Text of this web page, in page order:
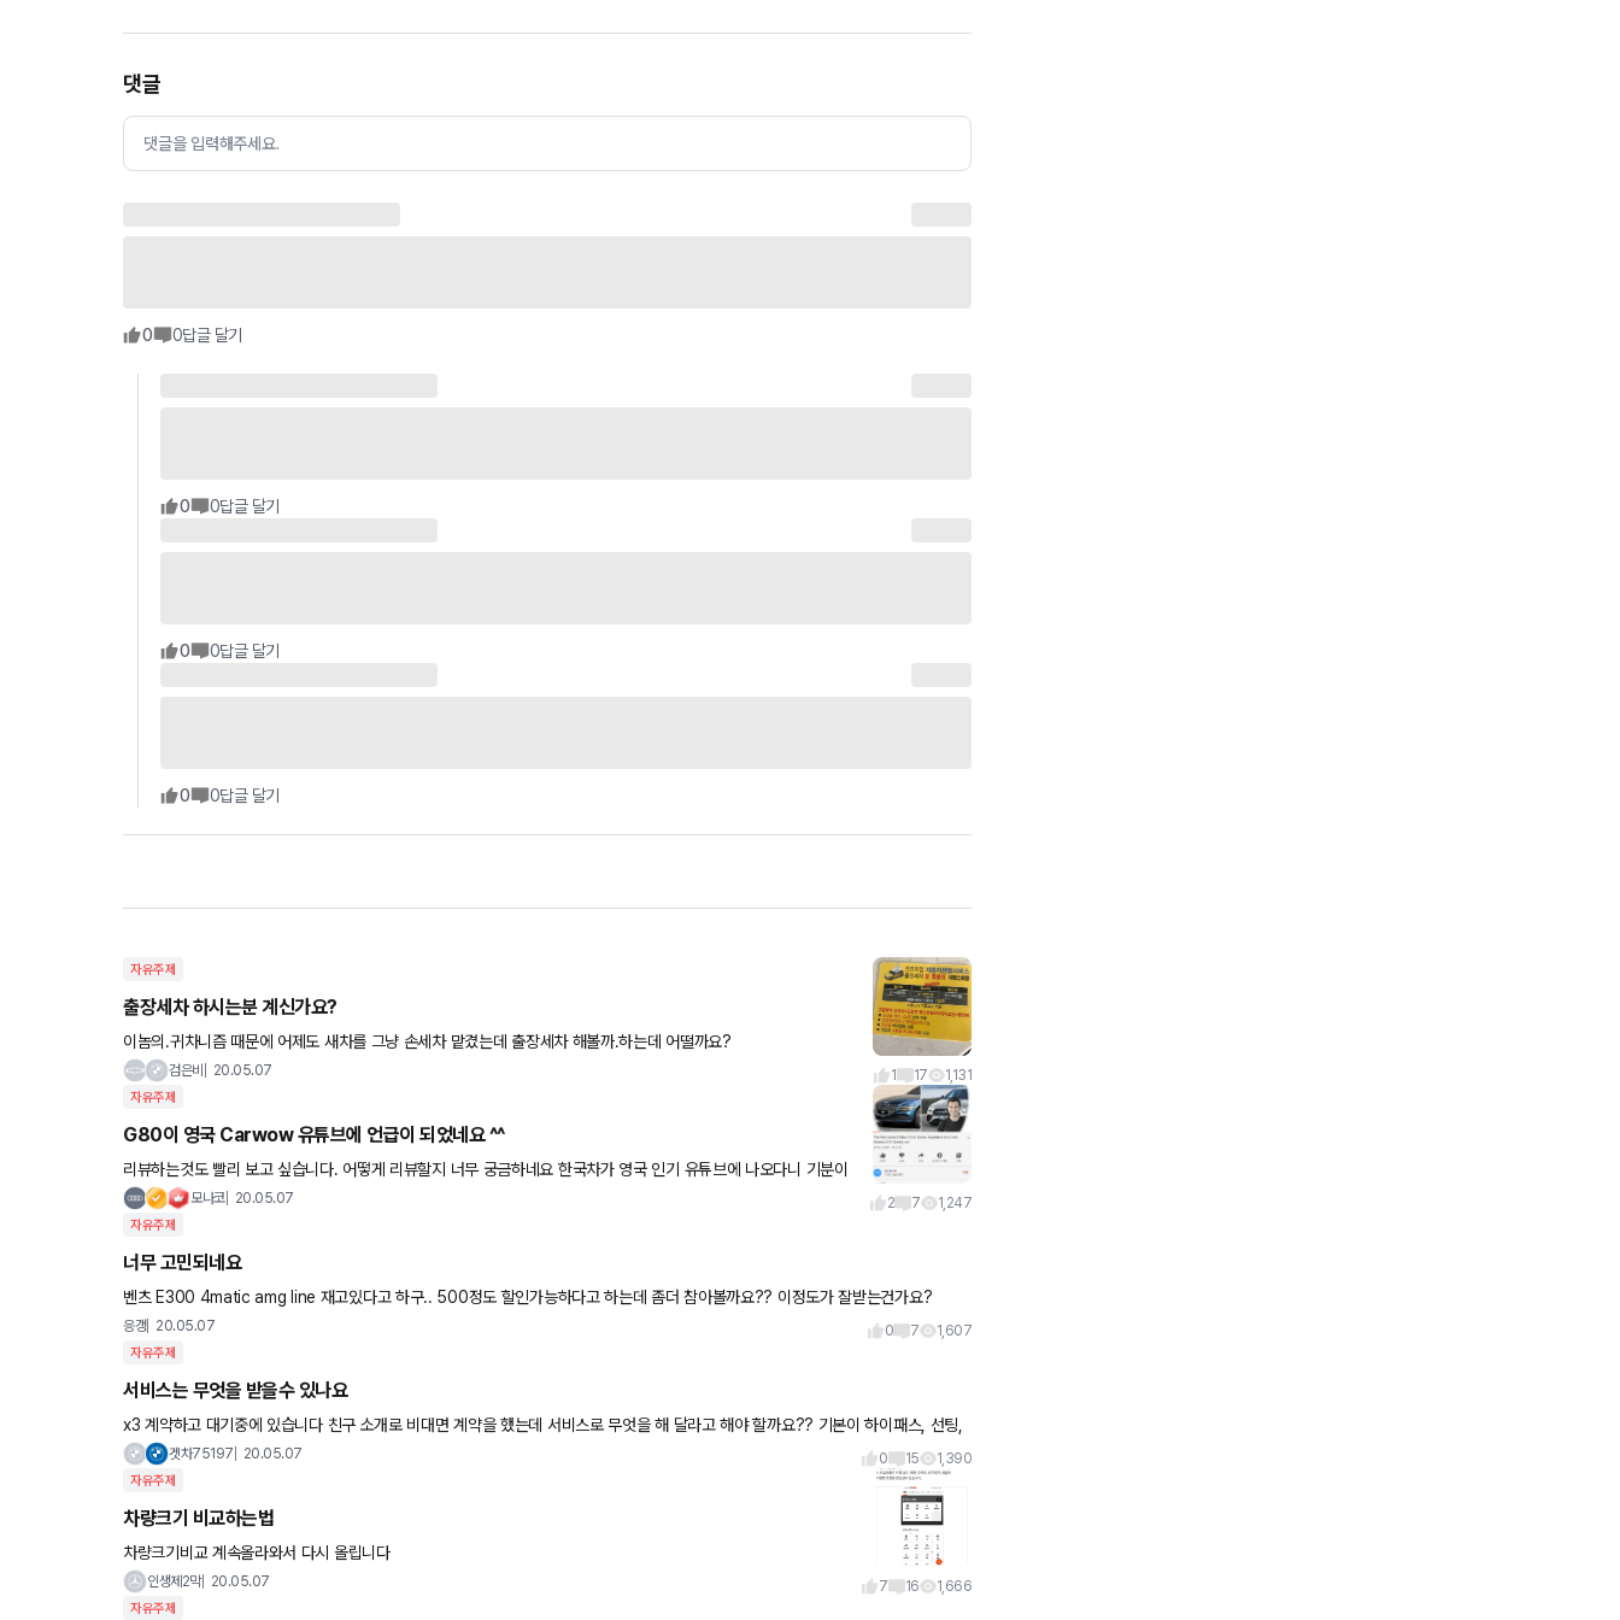
댓글
댓글을 입력해주세요.
0 0답글 달기
0 0답글 달기
0 0답글 달기
0 0답글 달기
자유주제
출장세차 하시는분 계신가요?
이놈의.귀차니즘 때문에 어제도 새차를 그냥 손세차 맡겼는데 출장세차 해볼까.하는데 어떨까요?
검은비 20.05.07 1 17 1,131
자유주제
G80이 영국 Carwow 유튜브에 언급이 되었네요 ^^
리뷰하는것도 빨리 보고 싶습니다. 어떻게 리뷰할지 너무 궁금하네요 한국차가 영국 인기 유튜브에 나오다니 기분이
좋네요 ^^ 모나코 20.05.07 2 7 1,247
자유주제
너무 고민되네요
벤츠 E300 4matic amg line 재고있다고 하구.. 500정도 할인가능하다고 하는데 좀더 참아볼까요?? 이정도가 잘받는건가요?
응갱 20.05.07 0 7 1,607
자유주제
서비스는 무엇을 받을수 있나요
x3 계약하고 대기중에 있습니다 친구 소개로 비대면 계약을 했는데 서비스로 무엇을 해 달라고 해야 할까요?? 기본이 하이패스, 선팅,
블랙박스인데 블랙박스는 정품이 나와서 장착만 해주는 상황이고
겟차75197 20.05.07 0 15 1,390
자유주제
차량크기 비교하는법
차량크기비교 계속올라와서 다시 올립니다
인생제2막 20.05.07 7 16 1,666
자유주제